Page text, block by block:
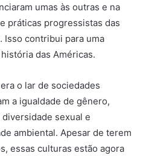
umas às outras e na
práticas progressistas das
Isso contribui para uma
das Américas.
o lar de sociedades
a igualdade de gênero,
sexual e
ambiental. Apesar de terem
essas culturas estão agora